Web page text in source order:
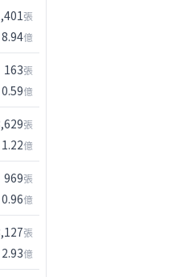
鴻海七月營收歷史新高!還能追嗎?｜0806 #2317 #2317鴻海 #矽晶圓
張
8.94億
163張
0.59億
張
1.22億
969張
0.96億
張
2.93億